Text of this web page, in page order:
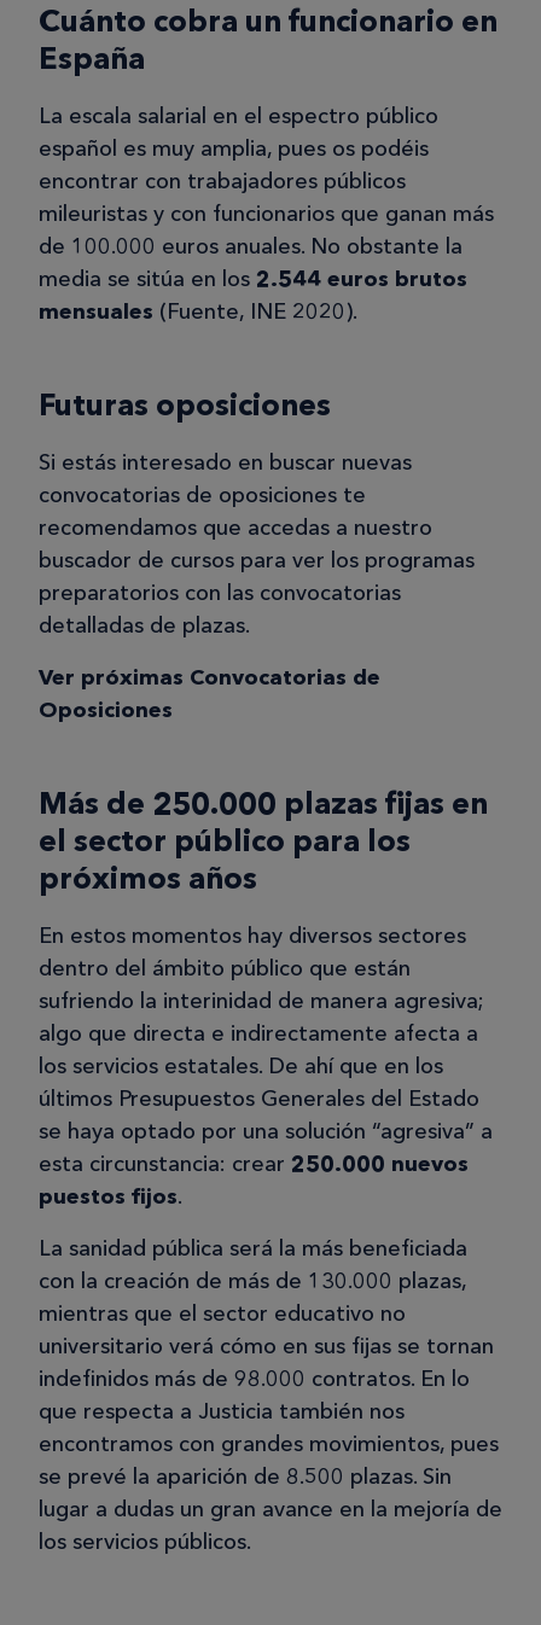
Cuánto cobra un funcionario en
España
La escala salarial en el espectro público
español es muy amplia, pues os podéis
encontrar con trabajadores públicos
mileuristas y con funcionarios que ganan más
de 100.000 euros anuales. No obstante la
media se sitúa en los 2.544 euros brutos
mensuales (Fuente, INE 2020).
Futuras oposiciones
Si estás interesado en buscar nuevas
convocatorias de oposiciones te
recomendamos que accedas a nuestro
buscador de cursos para ver los programas
preparatorios con las convocatorias
detalladas de plazas.
Ver próximas Convocatorias de
Oposiciones
Más de 250.000 plazas fijas en
el sector público para los
próximos años
En estos momentos hay diversos sectores
dentro del ámbito público que están
sufriendo la interinidad de manera agresiva;
algo que directa e indirectamente afecta a
los servicios estatales. De ahí que en los
últimos Presupuestos Generales del Estado
se haya optado por una solución “agresiva” a
esta circunstancia: crear 250.000 nuevos
puestos fijos.
La sanidad pública será la más beneficiada
con la creación de más de 130.000 plazas,
mientras que el sector educativo no
universitario verá cómo en sus fijas se tornan
indefinidos más de 98.000 contratos. En lo
que respecta a Justicia también nos
encontramos con grandes movimientos, pues
se prevé la aparición de 8.500 plazas. Sin
lugar a dudas un gran avance en la mejoría de
los servicios públicos.